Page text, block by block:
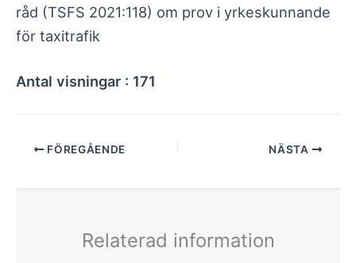
råd (TSFS 2021:118) om prov i yrkeskunnande
för taxitrafik
Antal visningar : 171
FÖREGÅENDE NÄSTA
Relaterad information